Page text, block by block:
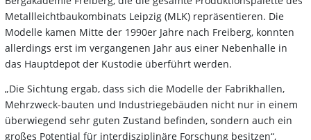
Metallleichtbaukombinats Leipzig (MLK) repräsentieren. Die
Modelle kamen Mitte der 1990er Jahre nach Freiberg, konnten
allerdings erst im vergangenen Jahr aus einer Nebenhalle in
das Hauptdepot der Kustodie überführt werden.
„Die Sichtung ergab, dass sich die Modelle der Fabrikhallen,
Mehrzweck-bauten und Industriegebäuden nicht nur in einem
überwiegend sehr guten Zustand befinden, sondern auch ein
großes Potential für interdisziplinäre Forschung besitzen“,